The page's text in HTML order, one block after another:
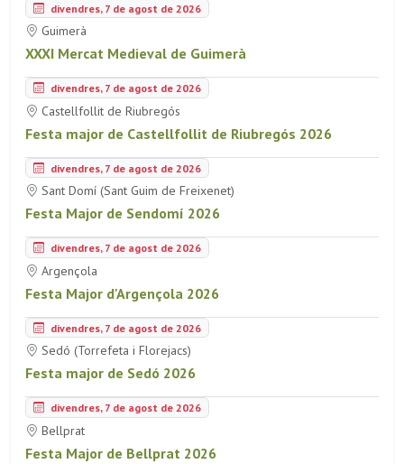
divendres, 7 de agost de 2026
Guimerà
XXXI Mercat Medieval de Guimerà
divendres, 7 de agost de 2026
Castellfollit de Riubregós
Festa major de Castellfollit de Riubregós 2026
divendres, 7 de agost de 2026
Sant Domí (Sant Guim de Freixenet)
Festa Major de Sendomí 2026
divendres, 7 de agost de 2026
Argençola
Festa Major d'Argençola 2026
divendres, 7 de agost de 2026
Sedó (Torrefeta i Florejacs)
Festa major de Sedó 2026
divendres, 7 de agost de 2026
Bellprat
Festa Major de Bellprat 2026